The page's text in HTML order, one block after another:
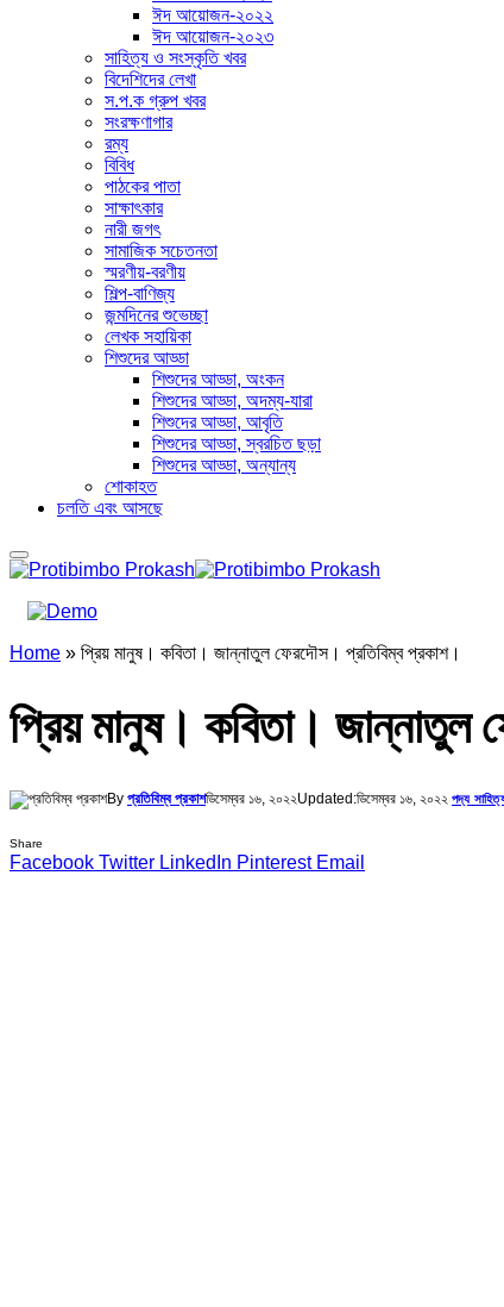
ঈদ আয়োজন-২০২২
ঈদ আয়োজন-২০২৩
সাহিত্য ও সংস্কৃতি খবর
বিদেশিদের লেখা
স.প.ক গ্রুপ খবর
সংরক্ষণাগার
রম্য
বিবিধ
পাঠকের পাতা
সাক্ষাৎকার
নারী জগৎ
সামাজিক সচেতনতা
স্মরণীয়-বরণীয়
শিল্প-বাণিজ্য
জন্মদিনের শুভেচ্ছা
লেখক সহায়িকা
শিশুদের আড্ডা
শিশুদের আড্ডা, অংকন
শিশুদের আড্ডা, অদম্য-যারা
শিশুদের আড্ডা, আবৃতি
শিশুদের আড্ডা, স্বরচিত ছড়া
শিশুদের আড্ডা, অন্যান্য
শোকাহত
চলতি এবং আসছে
Home » প্রিয় মানুষ। কবিতা। জান্নাতুল ফেরদৌস। প্রতিবিম্ব প্রকাশ।
প্রিয় মানুষ। কবিতা। জান্নাতুল
By প্রতিবিম্ব প্রকাশডিসেম্বর ১৬, ২০২২Updated:ডিসেম্বর ১৬, ২০২২ পদ্য
Share
Facebook Twitter LinkedIn Pinterest Email